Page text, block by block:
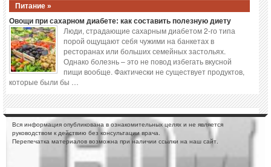
Питание »
Овощи при сахарном диабете: как составить полезную диету
Люди, страдающие сахарным диабетом 2-го типа
порой ощущают себя чужими на банкетах в
ресторанах или больших семейных застольях.
Однако болезнь – это не повод избегать вкусной
пищи вообще. Фактически не существует продуктов,
которые были бы …
Вся информация опубликована в ознакомительных целях и не является
руководством к действию без консультации врача.
Перепечатка материалов возможна при наличии ссылки на наш сайт.